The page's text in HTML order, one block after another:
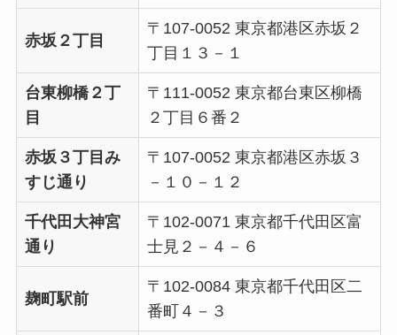
赤坂２丁目
〒107-0052 東京都港区赤坂２
丁目１３－１
台東柳橋２丁
目
〒111-0052 東京都台東区柳橋
２丁目６番２
赤坂３丁目み
すじ通り
〒107-0052 東京都港区赤坂３
－１０－１２
千代田大神宮
通り
〒102-0071 東京都千代田区富
士見２－４－６
麹町駅前
〒102-0084 東京都千代田区二
番町４－３